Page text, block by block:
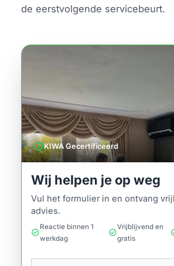
de eerstvolgende servicebeurt.
verifiedKIWA Gecertificeerd
Wij helpen je op weg
Vul het formulier in en ontvang
advies.
check_circle
Reactie binnen 1
werkdag
check_circle
Vrijblijvend en
gratis